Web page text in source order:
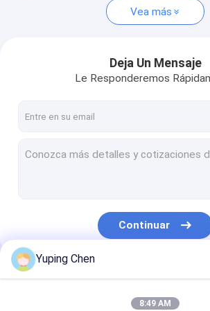
Vea más
Deja Un Mensaje
Le Responderemos
Continuar
Nuestras Categorías
Yuping Chen
8:49 AM